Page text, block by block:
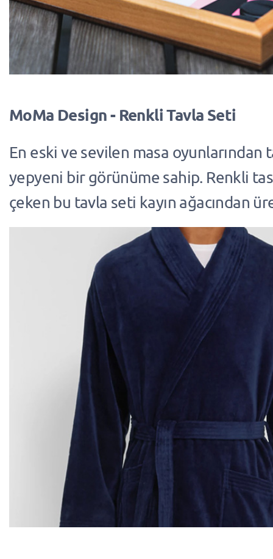
MoMa Design - Renkli Tavla Seti
En eski ve sevilen masa oyunlarından
yepyeni bir görünüme sahip. Renkli
çeken bu tavla seti kayın ağacından